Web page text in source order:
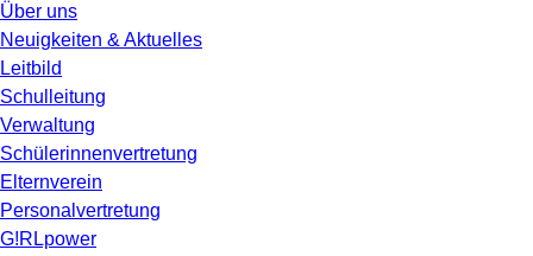
Über uns
Neuigkeiten & Aktuelles
Leitbild
Schulleitung
Verwaltung
Schülerinnenvertretung
Elternverein
Personalvertretung
G!RLpower